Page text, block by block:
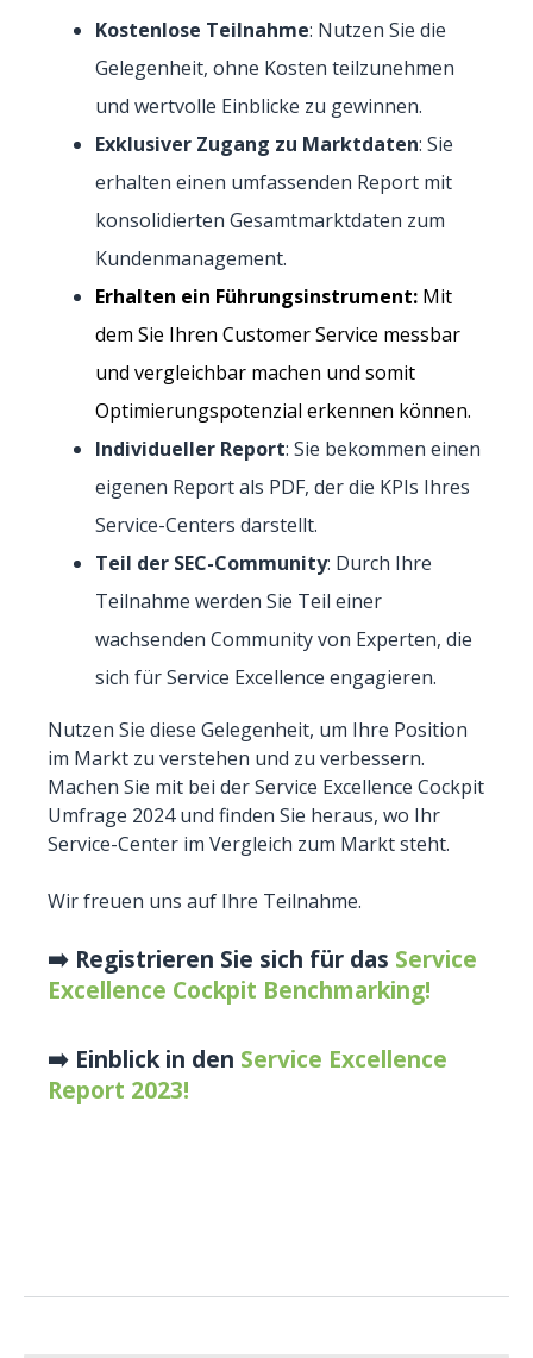
Kostenlose Teilnahme: Nutzen Sie die
Gelegenheit, ohne Kosten teilzunehmen
und wertvolle Einblicke zu gewinnen.
Exklusiver Zugang zu Marktdaten: Sie
erhalten einen umfassenden Report mit
konsolidierten Gesamtmarktdaten zum
Kundenmanagement.
Erhalten ein Führungsinstrument: Mit
dem Sie Ihren Customer Service messbar
und vergleichbar machen und somit
Optimierungspotenzial erkennen können.
Individueller Report: Sie bekommen einen
eigenen Report als PDF, der die KPIs Ihres
Service-Centers darstellt.
Teil der SEC-Community: Durch Ihre
Teilnahme werden Sie Teil einer
wachsenden Community von Experten, die
sich für Service Excellence engagieren.
Nutzen Sie diese Gelegenheit, um Ihre Position
im Markt zu verstehen und zu verbessern.
Machen Sie mit bei der Service Excellence Cockpit
Umfrage 2024 und finden Sie heraus, wo Ihr
Service-Center im Vergleich zum Markt steht.
Wir freuen uns auf Ihre Teilnahme.
➡️ Registrieren Sie sich für das Service
Excellence Cockpit Benchmarking!
➡️ Einblick in den Service Excellence
Report 2023!